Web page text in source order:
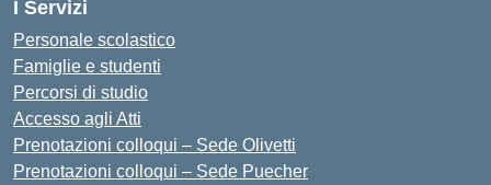
I Servizi
Personale scolastico
Famiglie e studenti
Percorsi di studio
Accesso agli Atti
Prenotazioni colloqui – Sede Olivetti
Prenotazioni colloqui – Sede Puecher